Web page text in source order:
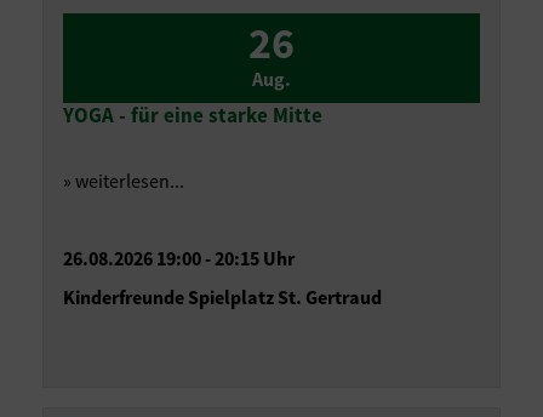
26
Aug.
YOGA - für eine starke Mitte
» weiterlesen...
26.08.2026 19:00 - 20:15 Uhr
Kinderfreunde Spielplatz St. Gertraud